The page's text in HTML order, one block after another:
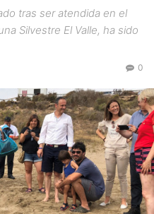
tras ser atendida en el
Silvestre El Valle, ha sido
0